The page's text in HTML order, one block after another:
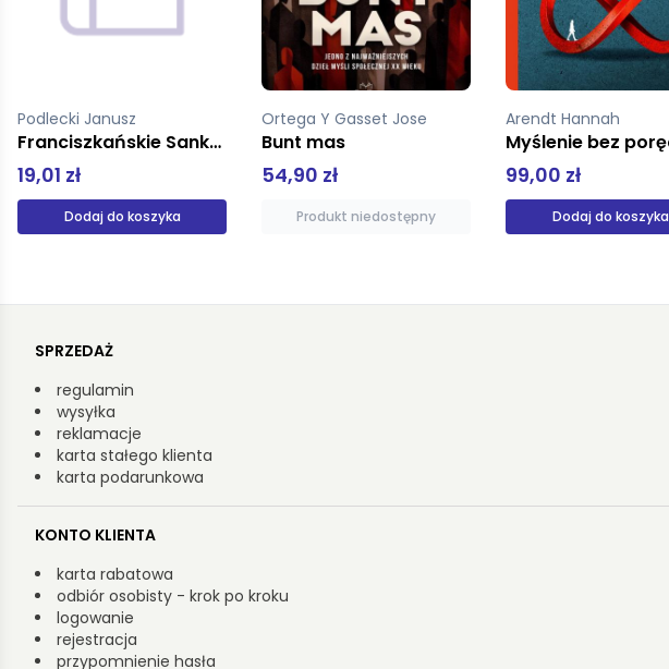
Ortega Y Gasset Jose
Bunt mas
54,90 zł
Produkt niedostępny
Arendt Hannah
Myślenie bez poręczy
99,00 zł
Dodaj do koszyka
Gumbs Pauline Alexis
47,00 zł
Dodaj do koszyka
SPRZEDAŻ
regulamin
wysyłka
reklamacje
karta stałego klienta
karta podarunkowa
KONTO KLIENTA
karta rabatowa
odbiór osobisty - krok po kroku
logowanie
rejestracja
przypomnienie hasła